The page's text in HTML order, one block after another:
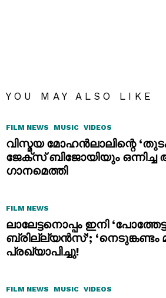
YOU MAY ALSO LIKE
FILM NEWS MUSIC VIDEOS
വിസ്മയ മോഹൻലാലിന്റെ
ജേക്സ് ബിജോയിയും
ഗാനമെത്തി
FILM NEWS
ലാലേട്ടനൊപ്പം ഇനി
ബ്രില്ല്യൻസ്’; ‘നെടുങ്കണ്ടം
പ്രഖ്യാപിച്ചു!
FILM NEWS MUSIC VIDEOS